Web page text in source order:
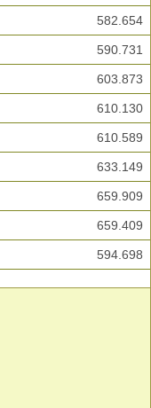
582.654
590.731
603.873
610.130
610.589
633.149
659.909
659.409
594.698